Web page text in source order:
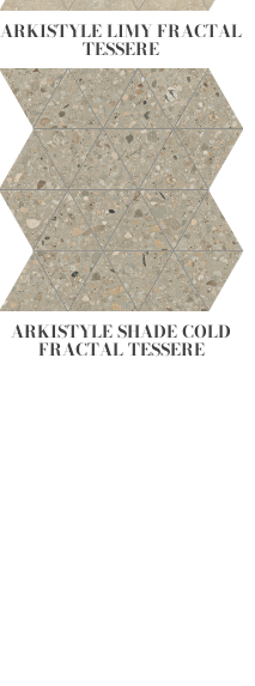
ARKISTYLE LIMY FRACTAL
TESSERE
ARKISTYLE SHADE COLD
FRACTAL TESSERE